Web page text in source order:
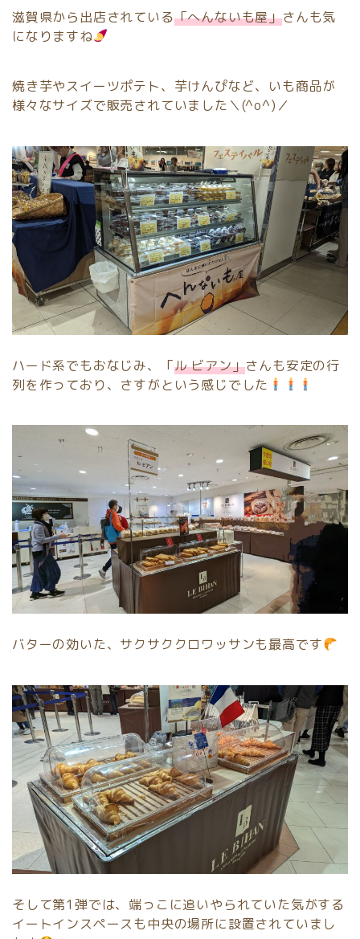
滋賀県から出店されている「へんないも屋」さんも気
になりますね
焼き芋やスイーツポテト、芋けんぴなど、いも商品が
様々なサイズで販売されていました＼(^o^)／
ハード系でもおなじみ、「ル ビアン」さんも安定の行
列を作っており、さすがという感じでした
バターの効いた、サクサククロワッサンも最高です
そして第1弾では、端っこに追いやられていた気がする
イートインスペースも中央の場所に設置されていまし